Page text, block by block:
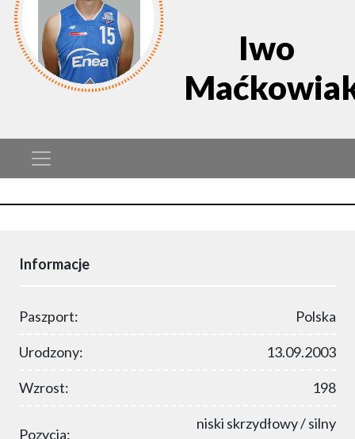
Iwo
Informacje
Paszport: Polska
Urodzony: 13.09.2003
Wzrost: 198
Pozycja:
niski skrzydłowy / silny